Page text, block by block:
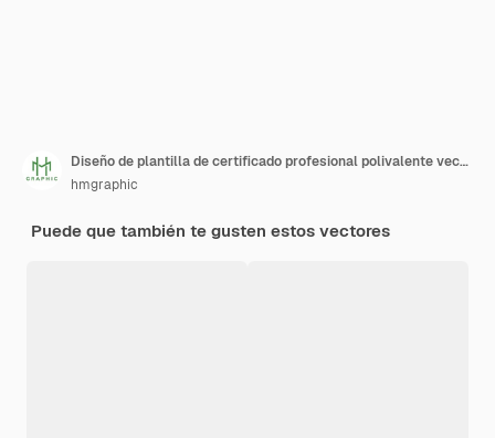
Diseño de plantilla de certificado profesional polivalente vector gratuito
hmgraphic
Puede que también te gusten estos vectores